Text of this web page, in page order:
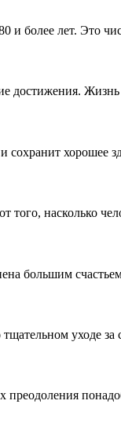
более лет. Это
достижения.
хорошее
насколько
большим
уходе